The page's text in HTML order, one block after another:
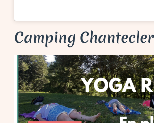
Camping Chantecler